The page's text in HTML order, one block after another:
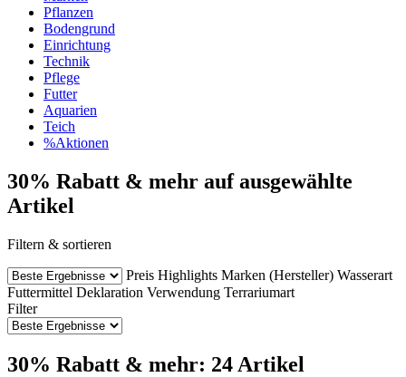
Pflanzen
Bodengrund
Einrichtung
Technik
Pflege
Futter
Aquarien
Teich
%Aktionen
30% Rabatt & mehr auf ausgewählte
Artikel
Filtern & sortieren
Preis Highlights Marken (Hersteller) Wasserart
Futtermittel Deklaration Verwendung Terrariumart
Filter
30% Rabatt & mehr: 24 Artikel